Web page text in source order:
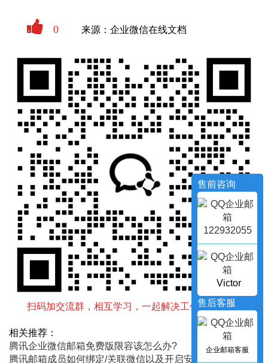
0 来源：企业微信在线文档
扫码加交流群，相互学习，一起解决工作中遇到的问题
相关推荐：
腾讯企业微信邮箱免费版限容该怎么办?
腾讯邮箱成员如何绑定/关联微信以及开启安全登录获取客
售前咨询
122932055
Victor
售后客服
企业邮箱客服